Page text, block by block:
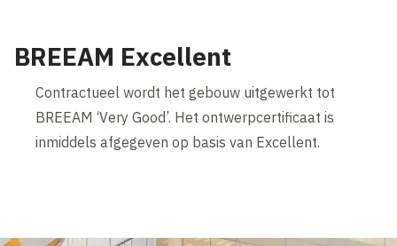
BREEAM Excellent
Contractueel wordt het gebouw uitgewerkt tot
BREEAM ‘Very Good’. Het ontwerpcertificaat is
inmiddels afgegeven op basis van Excellent.